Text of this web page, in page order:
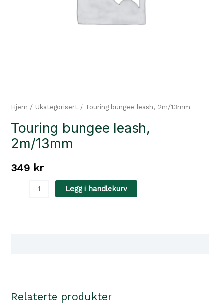
Hjem / Ukategorisert / Touring bungee leash, 2m/13mm
Touring bungee leash,
2m/13mm
349 kr
Legg i handlekurv
Relaterte produkter